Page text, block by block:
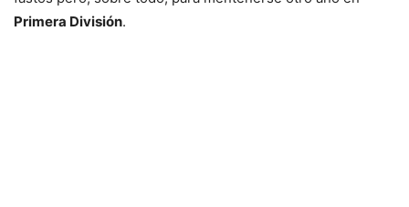
Primera División.